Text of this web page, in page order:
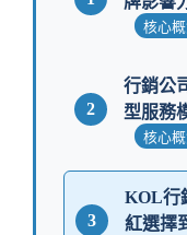
核心
2
行銷公
型服務
核心
3
KOL行
紅選擇